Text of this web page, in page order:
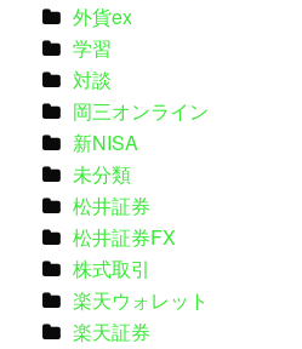
外貨ex
学習
対談
岡三オンライン
新NISA
未分類
松井証券
松井証券FX
株式取引
楽天ウォレット
楽天証券